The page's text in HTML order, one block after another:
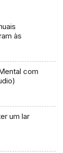
às
com
um lar